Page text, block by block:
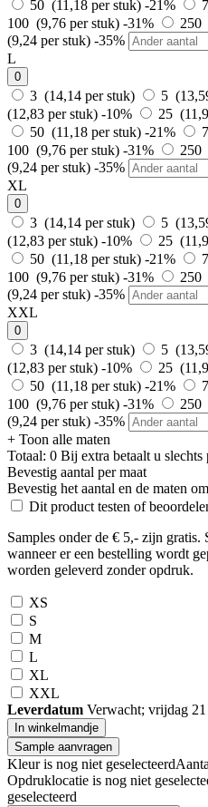
50 (11,18 per stuk) -21%
100 (9,76 per stuk) -31% 250
(9,24 per stuk) -35%
L
0
3 (14,14 per stuk) 5
(12,83 per stuk) -10% 25
50 (11,18 per stuk) -21%
100 (9,76 per stuk) -31% 250
(9,24 per stuk) -35%
XL
0
3 (14,14 per stuk) 5
(12,83 per stuk) -10% 25
50 (11,18 per stuk) -21%
100 (9,76 per stuk) -31% 250
(9,24 per stuk) -35%
XXL
0
3 (14,14 per stuk) 5
(12,83 per stuk) -10% 25
50 (11,18 per stuk) -21%
100 (9,76 per stuk) -31% 250
(9,24 per stuk) -35%
+ Toon alle maten
Totaal: 0 Bij extra betaalt u slechts
Bevestig aantal per maat
Bevestig het aantal en de maten
Dit product testen of
Samples onder de € 5,- zijn
wanneer er een bestelling wordt
worden geleverd zonder opdruk.
XS
S
M
L
XL
XXL
Leverdatum Verwacht; vrijdag
In winkelmandje
Sample aanvragen
Kleur is nog niet geselecteerd
Opdruklocatie is nog niet
geselecteerd